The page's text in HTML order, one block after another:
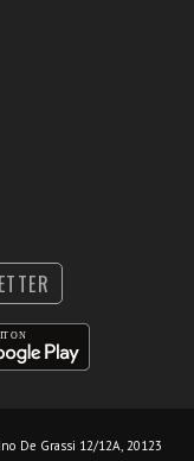
De Grassi 12/12A, 20123